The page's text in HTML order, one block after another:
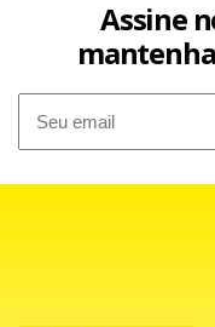
Facebook
Assine